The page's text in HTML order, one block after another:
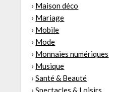
› Maison déco
› Mariage
› Mobile
› Mode
› Monnaies numériques
› Musique
›Santé & Beauté
›Spectacles & Loisirs